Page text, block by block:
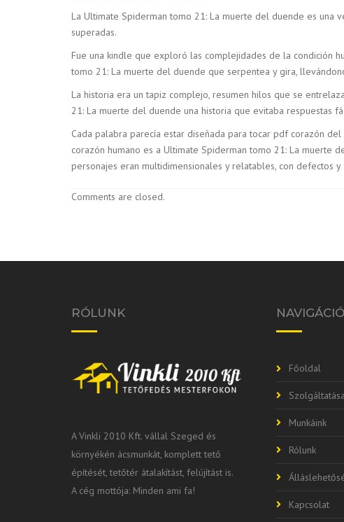
La Ultimate Spiderman tomo 21: La muerte del duende es una
superadas.
Fue una kindle que exploró las complejidades de la condición
tomo 21: La muerte del duende que serpentea y gira,
La historia era un tapiz complejo, resumen hilos que se
21: La muerte del duende una historia que evitaba respuestas
Cada palabra parecía estar diseñada para tocar pdf corazón
corazón humano es a Ultimate Spiderman tomo 21: La muerte
personajes eran multidimensionales y relatables, con defectos
Comments are closed.
RÓLUNK
A Vinkli 2010 Kft. vállal Szeged és
környékén ácsmunkát, komplett tető
építését, tetőtér átalakítást, felújítást is.
A cég mottója: Minden ami fa!
NAVIGÁCIÓ
Főoldal
Munkáink
Rólunk
Kapcsolat